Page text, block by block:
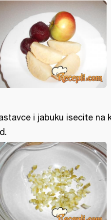
i jabuku isecite na